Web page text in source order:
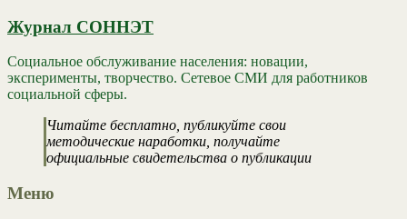
Журнал СОННЭТ
Социальное обслуживание населения: новации,
эксперименты, творчество. Сетевое СМИ для работников
социальной сферы.
Читайте бесплатно, публикуйте свои
методические наработки, получайте
официальные свидетельства о публикации
Меню